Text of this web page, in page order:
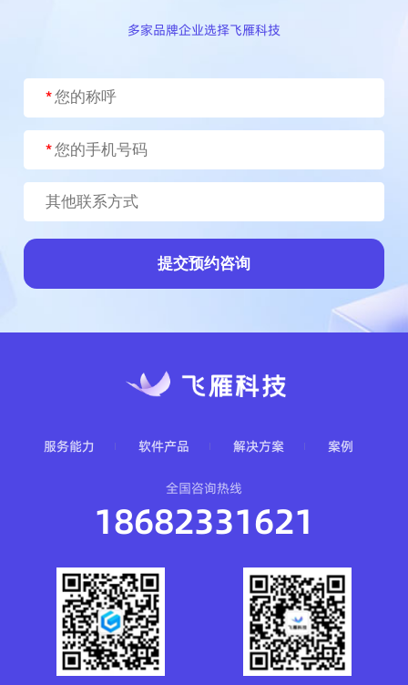
多家品牌企业选择飞雁科技
提交预约咨询
服务能力 软件产品 解决方案 案例
全国咨询热线
18682331621